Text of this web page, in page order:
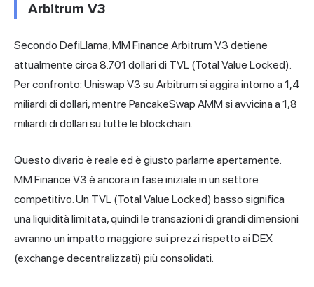
Arbitrum V3
Secondo DefiLlama, MM Finance Arbitrum V3 detiene
attualmente circa 8.701 dollari di TVL (Total Value Locked).
Per confronto: Uniswap V3 su Arbitrum si aggira intorno a 1,4
miliardi di dollari, mentre PancakeSwap AMM si avvicina a 1,8
miliardi di dollari su tutte le blockchain.
Questo divario è reale ed è giusto parlarne apertamente.
MM Finance V3 è ancora in fase iniziale in un settore
competitivo. Un TVL (Total Value Locked) basso significa
una liquidità limitata, quindi le transazioni di grandi dimensioni
avranno un impatto maggiore sui prezzi rispetto ai DEX
(exchange decentralizzati) più consolidati.